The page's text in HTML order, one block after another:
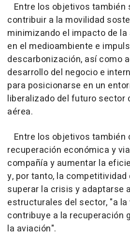
Entre los objetivos también
contribuir a la movilidad
minimizando el impacto de
en el medioambiente e
descarbonización, así como
desarrollo del negocio e
para posicionarse en un
liberalizado del futuro sector
aérea.
Entre los objetivos también
recuperación económica y
compañía y aumentar la
y, por tanto, la
superar la crisis y adaptarse
estructurales del sector, "a la
contribuye a la recuperación
la aviación".